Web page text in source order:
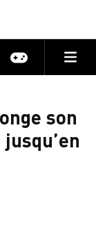
Actu jeux
son